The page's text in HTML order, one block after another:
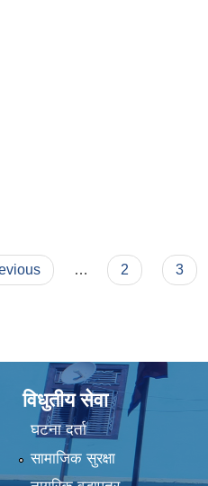
… 2 3
विधुतीय सेवा
घटना दर्ता
सामाजिक सुरक्षा